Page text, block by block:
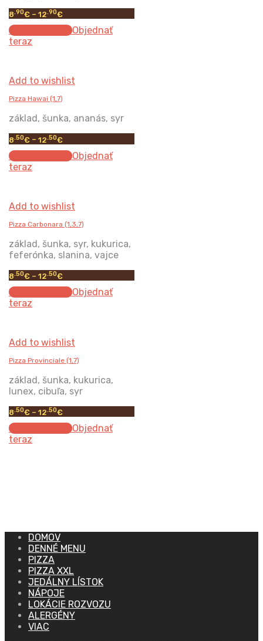
8.90€ – 12.90€
Select optionsObjednať
teraz
Add to wishlist
Pizza Hawai (1,7)
základ, šunka, ananás, syr
8 .50€ – 12 .50€
Select optionsObjednať
teraz
Add to wishlist
Pizza Carbonara (1,3,7)
základ, šunka, syr, kukurica,
feferónka, slanina, vajce
8.50€ – 12.50€
Select optionsObjednať
teraz
Add to wishlist
Pizza Provinciale (1,7)
základ, šunka, kukurica,
lunex, cibuľa, syr
8.50€ – 12.50€
Select optionsObjednať
teraz
DOMOV
DENNÉ MENU
PIZZA
PIZZA XXL
JEDÁLNY LÍSTOK
NÁPOJE
LOKÁCIE ROZVOZU
ALERGÉNY
VIAC